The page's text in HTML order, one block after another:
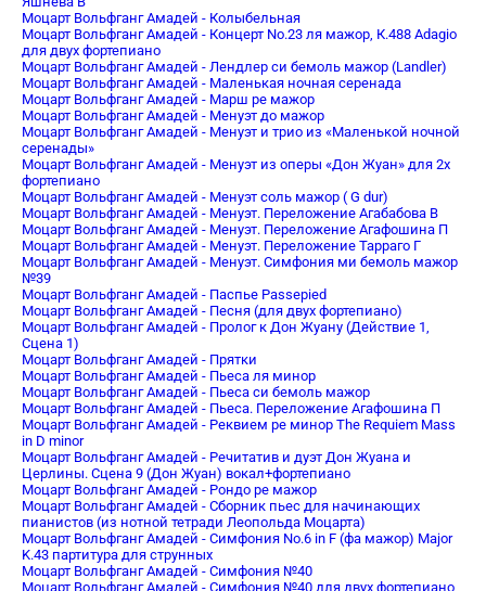
Моцарт Вольфганг Амадей - Колыбельная
Моцарт Вольфганг Амадей - Концерт No.23 ля мажор, К.488 Adagio
для двух фортепиано
Моцарт Вольфганг Амадей - Лендлер си бемоль мажор (Landler)
Моцарт Вольфганг Амадей - Маленькая ночная серенада
Моцарт Вольфганг Амадей - Марш ре мажор
Моцарт Вольфганг Амадей - Менуэт до мажор
Моцарт Вольфганг Амадей - Менуэт и трио из «Маленькой ночной
серенады»
Моцарт Вольфганг Амадей - Менуэт из оперы «Дон Жуан» для 2х
фортепиано
Моцарт Вольфганг Амадей - Менуэт соль мажор ( G dur)
Моцарт Вольфганг Амадей - Менуэт. Переложение Агабабова В
Моцарт Вольфганг Амадей - Менуэт. Переложение Агафошина П
Моцарт Вольфганг Амадей - Менуэт. Переложение Тарраго Г
Моцарт Вольфганг Амадей - Менуэт. Симфония ми бемоль мажор
№39
Моцарт Вольфганг Амадей - Паспье Passepied
Моцарт Вольфганг Амадей - Песня (для двух фортепиано)
Моцарт Вольфганг Амадей - Пролог к Дон Жуану (Действие 1,
Сцена 1)
Моцарт Вольфганг Амадей - Прятки
Моцарт Вольфганг Амадей - Пьеса ля минор
Моцарт Вольфганг Амадей - Пьеса си бемоль мажор
Моцарт Вольфганг Амадей - Пьеса. Переложение Агафошина П
Моцарт Вольфганг Амадей - Реквием ре минор The Requiem Mass
in D minor
Моцарт Вольфганг Амадей - Речитатив и дуэт Дон Жуана и
Церлины. Сцена 9 (Дон Жуан) вокал+фортепиано
Моцарт Вольфганг Амадей - Рондо ре мажор
Моцарт Вольфганг Амадей - Сборник пьес для начинающих
пианистов (из нотной тетради Леопольда Моцарта)
Моцарт Вольфганг Амадей - Симфония No.6 in F (фа мажор) Major
K.43 партитура для струнных
Моцарт Вольфганг Амадей - Симфония №40
Моцарт Вольфганг Амадей - Симфония №40 для двух фортепиано